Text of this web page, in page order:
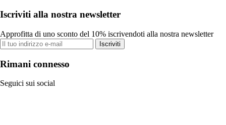
Iscriviti alla nostra newsletter
Approfitta di uno sconto del 10% iscrivendoti alla nostra newsletter
Iscriviti
Rimani connesso
Seguici sui social